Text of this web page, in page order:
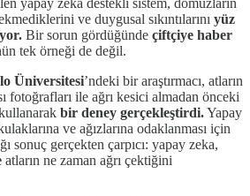
ve duygusal sıkıntılarını yüz
Bir sorun gördüğünde çiftçiye haber
tek örneği de değil.
Üniversitesi’ndeki bir araştırmacı, atların
fotoğrafları ile ağrı kesici almadan önceki
bir deney gerçekleştirdi.Yapay
ve ağızlarına odaklanması için
sonuç gerçekten çarpıcı: yapay zeka,
atların ne zaman ağrı çektiğini